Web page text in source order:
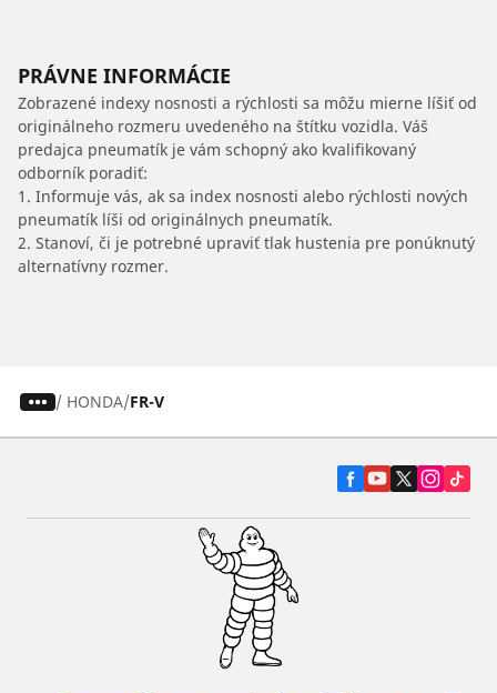
PRÁVNE INFORMÁCIE
Zobrazené indexy nosnosti a rýchlosti sa môžu mierne líšiť od
originálneho rozmeru uvedeného na štítku vozidla. Váš
predajca pneumatík je vám schopný ako kvalifikovaný
odborník poradiť:
1. Informuje vás, ak sa index nosnosti alebo rýchlosti nových
pneumatík líši od originálnych pneumatík.
2. Stanoví, či je potrebné upraviť tlak hustenia pre ponúknutý
alternatívny rozmer.
/ HONDA FR-V